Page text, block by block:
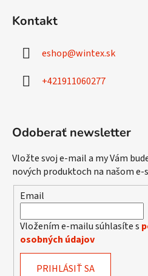
Kontakt
eshop@wintex.sk
+421911060277
Odoberať newsletter
Vložte svoj e-mail a my Vám
nových produktoch na našom e-
Email
Vložením e-mailu súhlasíte s
osobných údajov
PRIHLÁSIŤ SA